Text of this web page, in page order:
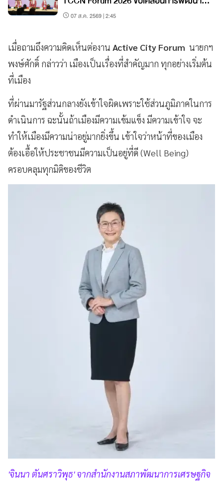
เมืองอย่างยั่งยืน
07 ส.ค. 2569 | 2:45
เมื่อถามถึงความคิดเห็นต่องาน Active City Forum นายกฯ
พงษ์ศักดิ์ กล่าวว่า เมืองเป็นเรื่องที่สำคัญมาก ทุกอย่างเริ่มต้น
ที่เมือง
ที่ผ่านมารัฐส่วนกลางยังเข้าใจผิดเพราะใช้ส่วนภูมิภาคในการ
ดำเนินการ ฉะนั้นถ้าเมืองมีความเข้มแข็ง มีความเข้าใจ จะ
ทำให้เมืองมีความน่าอยู่มากยิ่งขึ้น เข้าใจว่าหน้าที่ของเมือง
ต้องเอื้อให้ประชาชนมีความเป็นอยู่ที่ดี (Well Being)
ครอบคลุมทุกมิติของชีวิต
'จินนา ตันศราวิพุธ' จากสำนักงานสภาพัฒนาการเศรษฐกิจ